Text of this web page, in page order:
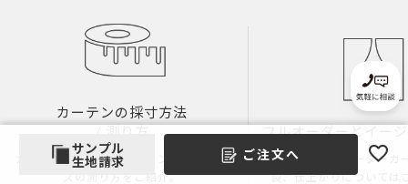
カーテンの採寸方法
カーテンやロールスクリーンなどのサイ
ズの測り方をご紹介。
フルオーダーとイー
当店は「フルオーダーカ
製、仕上がりについては
サンプル
生地請求
ご注文へ